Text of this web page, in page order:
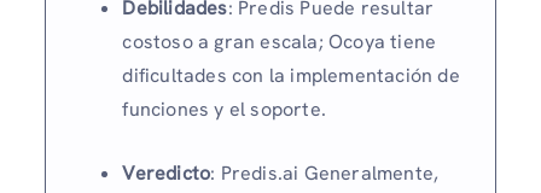
Debilidades: Predis Puede resultar
costoso a gran escala; Ocoya tiene
dificultades con la implementación de
funciones y el soporte.
Veredicto: Predis.ai Generalmente,